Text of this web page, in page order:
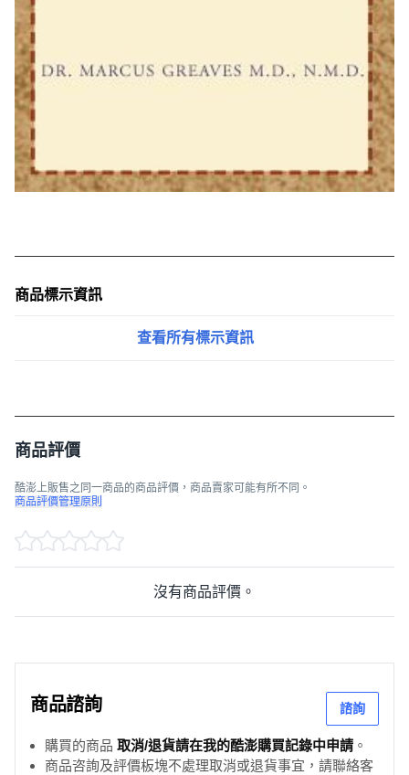
商品標示資訊
查看所有標示資訊
商品評價
酷澎上販售之同一商品的商品評價，商品賣家可能有所不同。
商品評價管理原則
沒有商品評價。
商品諮詢 諮詢
購買的商品 取消/退貨請在我的酷澎購買記錄中申請 。
商品咨詢及評價板塊不處理取消或退貨事宜，請聯絡客